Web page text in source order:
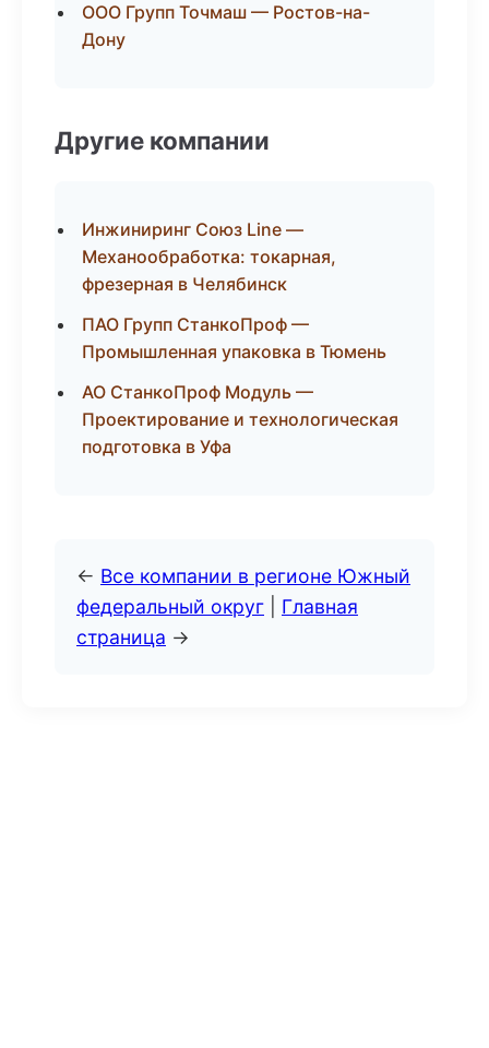
ООО Групп Точмаш — Ростов-на-
Дону
Другие компании
Инжиниринг Союз Line —
Механообработка: токарная,
фрезерная в Челябинск
ПАО Групп СтанкоПроф —
Промышленная упаковка в Тюмень
АО СтанкоПроф Модуль —
Проектирование и технологическая
подготовка в Уфа
← Все компании в регионе Южный
федеральный округ
Главная
страница →